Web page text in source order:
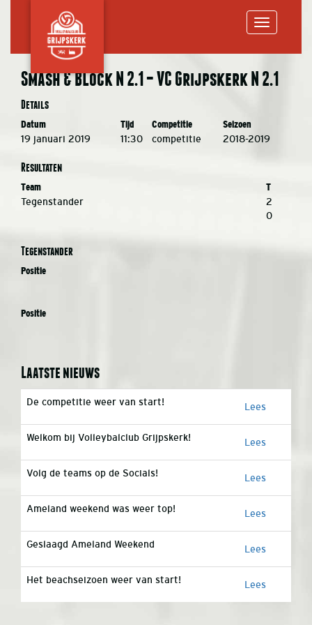
Smash & Block N 2.1 – VC Grijpskerk N 2.1
Details
Datum Tijd Competitie Seizoen
19 januari 2019 11:30 competitie 2018-2019
Resultaten
Team T
Tegenstander
2
0
Tegenstander
Positie
Positie
Laatste nieuws
De competitie weer van start! Lees
Welkom bij Volleybalclub Grijpskerk! Lees
Volg de teams op de Socials! Lees
Ameland weekend was weer top! Lees
Geslaagd Ameland Weekend Lees
Het beachseizoen weer van start! Lees